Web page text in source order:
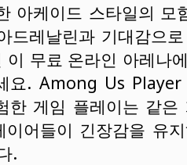
아케이드 스타일의 모
드레날린과 기대감으
이 무료 온라인 아레나
요. Among Us
한 게임 플레이는 같
어들이 긴장감을 유
.